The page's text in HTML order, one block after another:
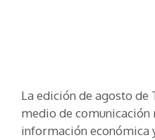
La edición de agosto de
medio de
información económica